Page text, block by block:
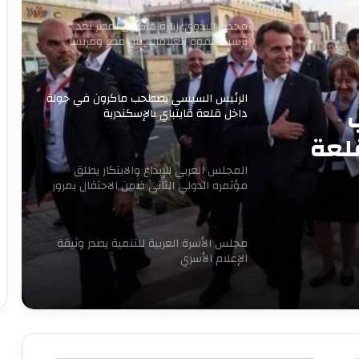
مجدى البدوي: زيارة ماكرون لمصر تعد
ترسيخا لقوة العلاقات بين مصر وفرنسا
الرئيس السيسي يصطحب ماكرون في جولة
داخل قلعة قايتباي بالإسكندرية
المجلس العربي للإبداع والابتكار يطلق
مؤتمره الدولي الثاني ضمن الاحتفال بمرور
16 عاما للتنمية المستدامة
مجلس الأسرة العربية للتنمية يصدر وثيقة
الإعلام الأسري
7 سبتمبر.. حفل توقيع ومناقشة كتاب
“قبل المأذون” للدكتورة آمال إبراهيم